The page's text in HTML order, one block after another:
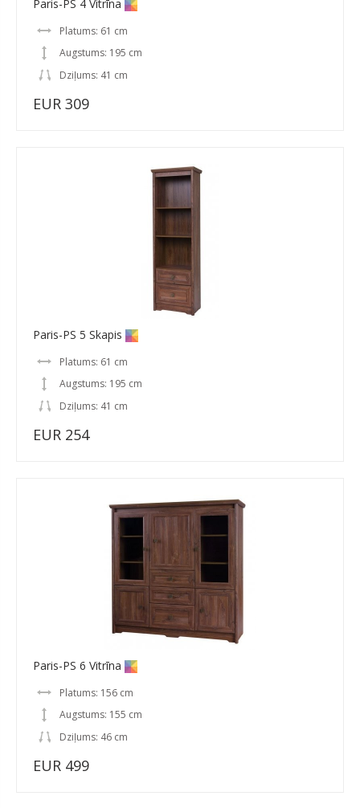
Paris-PS 4 Vitrīna
Platums: 61 cm
Augstums: 195 cm
Dziļums: 41 cm
EUR 309
Paris-PS 5 Skapis
Platums: 61 cm
Augstums: 195 cm
Dziļums: 41 cm
EUR 254
Paris-PS 6 Vitrīna
Platums: 156 cm
Augstums: 155 cm
Dziļums: 46 cm
EUR 499